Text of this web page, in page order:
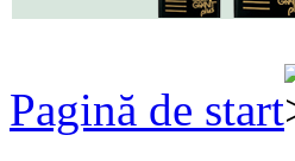
Pagină de start